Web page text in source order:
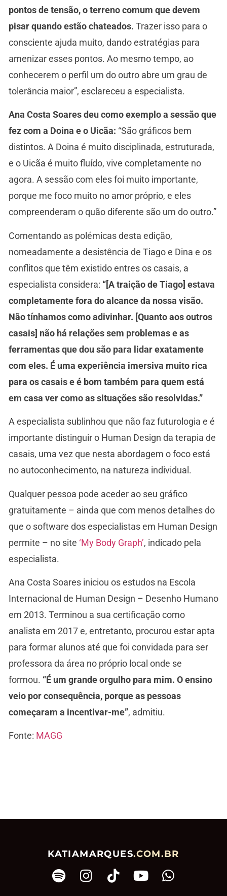
pontos de tensão, o terreno comum que devem
pisar quando estão chateados. Trazer isso para o
consciente ajuda muito, dando estratégias para
amenizar esses pontos. Ao mesmo tempo, ao
conhecerem o perfil um do outro abre um grau de
tolerância maior”, esclareceu a especialista.
Ana Costa Soares deu como exemplo a sessão que
fez com a Doina e o Uicãa: “São gráficos bem
distintos. A Doina é muito disciplinada, estruturada,
e o Uicãa é muito fluído, vive completamente no
agora. A sessão com eles foi muito importante,
porque me foco muito no amor próprio, e eles
compreenderam o quão diferente são um do outro.”
Comentando as polémicas desta edição,
nomeadamente a desistência de Tiago e Dina e os
conflitos que têm existido entres os casais, a
especialista considera: “[A traição de Tiago] estava
completamente fora do alcance da nossa visão.
Não tínhamos como adivinhar. [Quanto aos outros
casais] não há relações sem problemas e as
ferramentas que dou são para lidar exatamente
com eles. É uma experiência imersiva muito rica
para os casais e é bom também para quem está
em casa ver como as situações são resolvidas.”
A especialista sublinhou que não faz futurologia e é
importante distinguir o Human Design da terapia de
casais, uma vez que nesta abordagem o foco está
no autoconhecimento, na natureza individual.
Qualquer pessoa pode aceder ao seu gráfico
gratuitamente – ainda que com menos detalhes do
que o software dos especialistas em Human Design
permite – no site ‘My Body Graph’, indicado pela
especialista.
Ana Costa Soares iniciou os estudos na Escola
Internacional de Human Design – Desenho Humano
em 2013. Terminou a sua certificação como
analista em 2017 e, entretanto, procurou estar apta
para formar alunos até que foi convidada para ser
professora da área no próprio local onde se
formou. “É um grande orgulho para mim. O ensino
veio por consequência, porque as pessoas
começaram a incentivar-me”, admitiu.
Fonte: MAGG
KATIAMARQUES.COM.BR